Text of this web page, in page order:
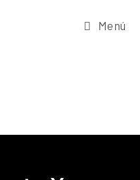
Menú